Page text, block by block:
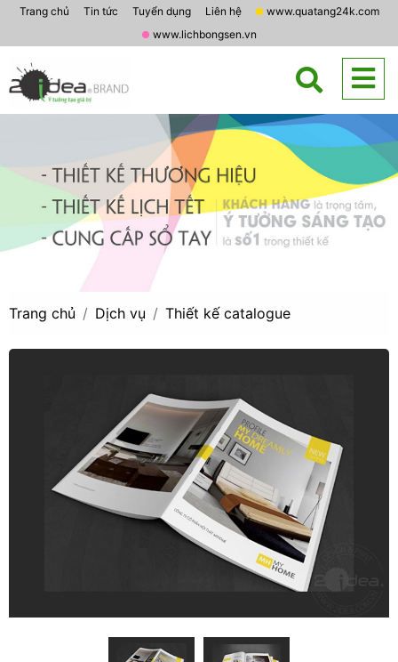
Trang chủ Tin tức Tuyển dụng Liên hệ
www.quatang24k.com
www.lichbongsen.vn
Trang chủ Dịch vụ Thiết kế catalogue